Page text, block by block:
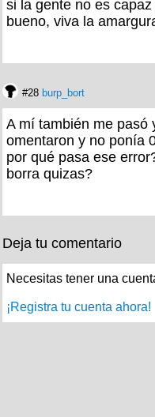
si la gente no es
bueno, viva la
#28 burp_bort
A mí también me pasó
omentaron y no ponía
por qué pasa ese
borra quizas?
Deja tu comentario
Necesitas tener una
¡Registra tu cuenta ahora!